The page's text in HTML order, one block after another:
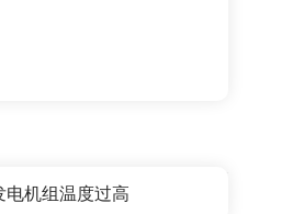
电机组温度过高